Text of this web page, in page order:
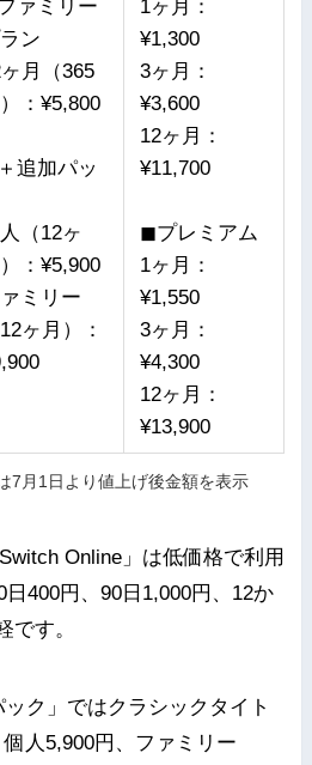
ァミリー
ン
月（365
：¥5,800
追加パッ
（12ヶ
：¥5,900
ミリー
12ヶ月）：
1ヶ月：
¥1,300
3ヶ月：
¥3,600
12ヶ月：
¥11,700
◼︎プレミアム
1ヶ月：
¥1,550
3ヶ月：
¥4,300
12ヶ月：
¥13,900
7月1日より値上げ後金額を表示
Online」は低価格で利用
400円、90日1,000円、12か
です。
ック」ではクラシックタイト
人5,900円、ファミリー